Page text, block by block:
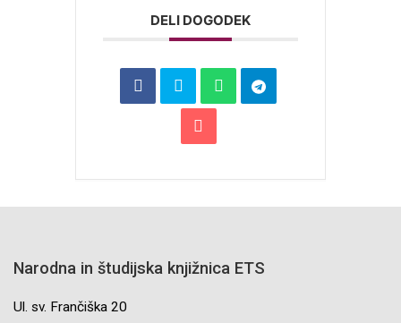
DELI DOGODEK
Narodna in študijska knjižnica ETS
Ul. sv. Frančiška 20